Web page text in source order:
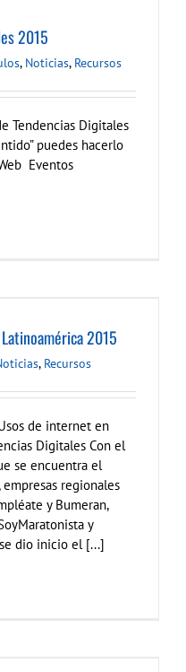
2015
, Noticias, Recursos
Tendencias Digitales
puedes hacerlo
Eventos
2015
, Recursos
de internet en
Digitales Con el
se encuentra el
regionales
y Bumeran,
y
dio inicio el [...]